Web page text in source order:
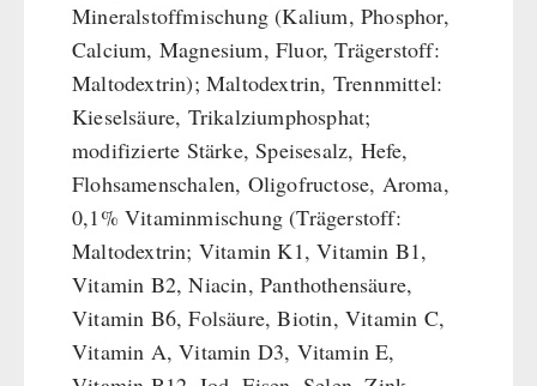
Mineralstoffmischung (Kalium, Phosphor,
Calcium, Magnesium, Fluor, Trägerstoff:
Maltodextrin); Maltodextrin, Trennmittel:
Kieselsäure, Trikalziumphosphat;
modifizierte Stärke, Speisesalz, Hefe,
Flohsamenschalen, Oligofructose, Aroma,
0,1% Vitaminmischung (Trägerstoff:
Maltodextrin; Vitamin K1, Vitamin B1,
Vitamin B2, Niacin, Panthothensäure,
Vitamin B6, Folsäure, Biotin, Vitamin C,
Vitamin A, Vitamin D3, Vitamin E,